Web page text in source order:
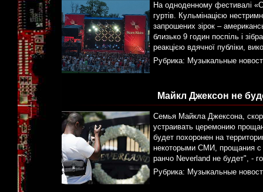
На одноденному фестивалі
гуртів. Кульмінацією
запрошених зірок –
близько 9 годин поспіль і
реакцією вдячної публіки,
Рубрика: Музыкальные
Майкл Джексон не
Семья Майкла Джексона,
устраивать церемонию
будет похоронен на
некоторыми СМИ, прощания с
ранчо Neverland не будет", -
Рубрика: Музыкальные